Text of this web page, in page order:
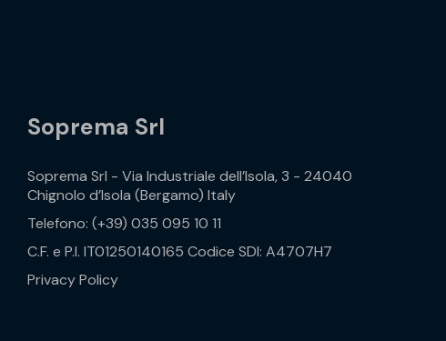
Soprema Srl
Soprema Srl - Via Industriale dell’Isola, 3 - 24040
Chignolo d’Isola (Bergamo) Italy
Telefono: (+39) 035 095 10 11
C.F. e P.I. IT01250140165 Codice SDI: A4707H7
Privacy Policy